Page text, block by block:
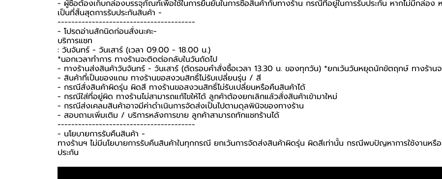
-️ ผู้ซื้อต้องเก็บกล่องบรรจุภัณฑ์เพื่อใช้ในการยืนยันในการซื้อสินค้ากับทางร้าน กรณีที่อยู่ในการรับประกัน หากไม่มีกล่อง
เป็นที่สิ้นสุดการรับประกันสินค้า -️
----------------------------------------
-️ โปรดอ่านสักนิดก่อนสั่งนะคะ-️
บริการแชท
: วันจันทร์ - วันเสาร์ (เวลา 09.00 - 18.00 น.)
*นอกเวลาทำการ ทางร้านจะติดต่อกลับในวันถัดไป
- ทางร้านส่งสินค้าวันจันทร์ - วันเสาร์ (ตัดรอบคำสั่งซื้อเวลา 13.30 น. ของทุกวัน) *ยกเว้นวันหยุดนักขัตฤกษ์ ทางร้านจ
- สินค้าที่เป็นของแถม ทางร้านขอสงวนสิทธิ์ไม่รับเปลี่ยนรุ่น / สี
- กรณีสั่งสินค้าผิดรุ่น ผิดสี ทางร้านขอสงวนสิทธิ์ไม่รับเปลี่ยนหรือคืนสินค้าได้
- กรณีใส่ที่อยู่ผิด ทางร้านไม่สามารถแก้ไขให้ได้ ลูกค้าต้องยกเลิกแล้วสั่งสินค้าเข้ามาใหม่
- กรณีส่งเคลมสินค้าอาจมีค่าดำเนินการจัดส่งเป็นไปตามดุลพินิจของทางร้าน
- สอบถามเพิ่มเติม / บริการหลังการขาย ลูกค้าสามารถทักแชทร้านได้
----------------------------------------
-️ นโยบายการรับคืนสินค้า -️
ทางร้านฯ ไม่มีนโยบายการรับคืนสินค้าในทุกกรณี ยกเว้นการจัดส่งสินค้าผิดรุ่น ผิดสีเท่านั้น กรณีพบปัญหาการใช้งานหรือ
ประกัน